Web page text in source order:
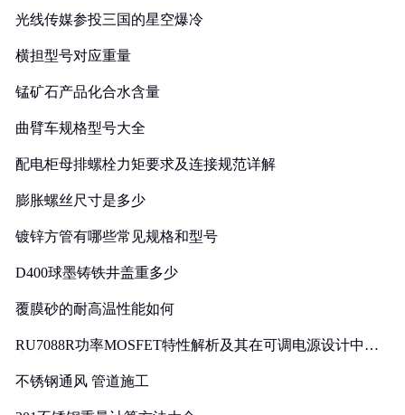
光线传媒参投三国的星空爆冷
横担型号对应重量
锰矿石产品化合水含量
曲臂车规格型号大全
配电柜母排螺栓力矩要求及连接规范详解
膨胀螺丝尺寸是多少
镀锌方管有哪些常见规格和型号
D400球墨铸铁井盖重多少
覆膜砂的耐高温性能如何
RU7088R功率MOSFET特性解析及其在可调电源设计中的
不锈钢通风 管道施工